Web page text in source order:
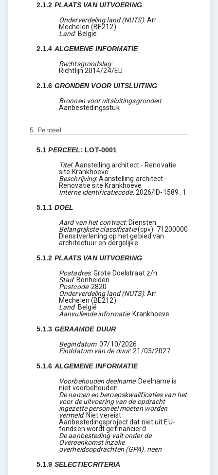
2.1.2 PLAATS VAN UITVOERING
Onderverdeling land (NUTS): Arr.
Mechelen (BE212)
Land: België
2.1.4 ALGEMENE INFORMATIE
Rechtsgrondslag:
Richtlijn 2014/24/EU
2.1.6 GRONDEN VOOR UITSLUITING
Bronnen voor uitsluitingsgronden:
Aanbestedingsstuk
5. Perceel
5.1PERCEEL: LOT-0001
Titel: Aanstelling architect - Renovatie
site Krankhoeve
Beschrijving:Aanstelling architect -
Renovatie site Krankhoeve
Interne identificatiecode: 2026/ID-1589_1
5.1.1 DOEL
Aard van het contract: Diensten
Belangrijkste classificatie (cpv): 71200000
Dienstverlening op het gebied van
architectuur en dergelijke
5.1.2 PLAATS VAN UITVOERING
Postadres:Grote Doelstraat z/n
Stad: Bonheiden
Postcode:2820
Onderverdeling land (NUTS): Arr.
Mechelen (BE212)
Land: België
Aanvullende informatie: Krankhoeve
5.1.3 GERAAMDE DUUR
Begindatum:07/10/2026
Einddatum van de duur:21/03/2027
5.1.6 ALGEMENE INFORMATIE
Voorbehouden deelname: Deelname is
niet voorbehouden.
De namen en beroepskwalificaties van het
voor de uitvoering van de opdracht
ingezette personeel moeten worden
vermeld: Niet vereist
Aanbestedingsproject dat niet uit EU-
fondsen wordt gefinancierd
De aanbesteding valt onder de
Overeenkomst inzake
overheidsopdrachten (GPA): neen
5.1.9 SELECTIECRITERIA